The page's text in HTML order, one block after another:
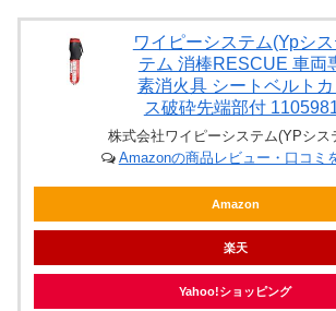
ワイピーシステム(Ypシ
テム 消棒RESCUE 車両
素消火具 シートベルト
ス破砕先端部付
株式会社ワイピーシステム(YPシス
Amazonの商品レビュー・口コミ
Amazon
楽天
Yahoo!ショッピング